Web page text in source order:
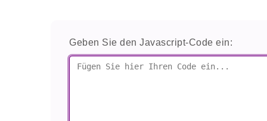
Geben Sie den Javascript-Code ein: